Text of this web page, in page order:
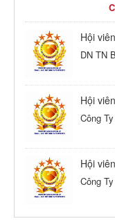
Hội
DN TN
Hội
Công
Hội
Công